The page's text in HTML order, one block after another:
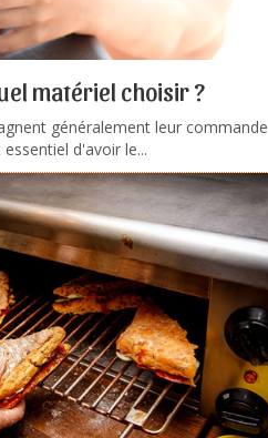
matériel choisir ?
généralement leur commande
d'avoir le...